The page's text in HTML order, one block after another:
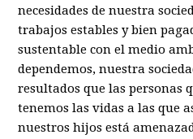
necesidades de nuestra
trabajos estables y bien
sustentable con el medio
dependemos, nuestra
resultados que las personas
tenemos las vidas a las que
nuestros hijos está